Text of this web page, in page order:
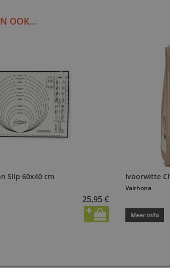
OOK...
Slip 60x40 cm
25,95 €
Ivoorwitte
Valrhona
Meer info